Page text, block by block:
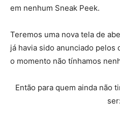
em nenhum Sneak Peek.
Teremos uma nova tela de
já havia sido anunciado pelos
o momento não tínhamos
Então para quem ainda não
ser: